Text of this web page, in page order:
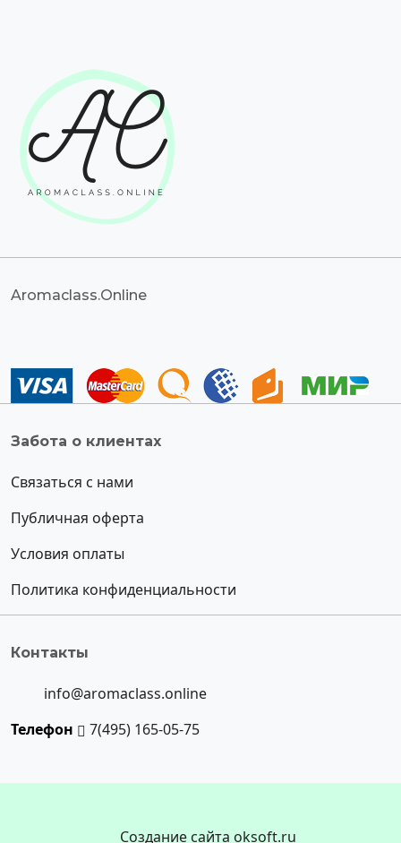
Aromaclass.Online
Забота о клиентах
Связаться с нами
Публичная оферта
Условия оплаты
Политика конфиденциальности
Контакты
info@aromaclass.online
Телефон
7(495) 165-05-75
Создание сайта oksoft.ru